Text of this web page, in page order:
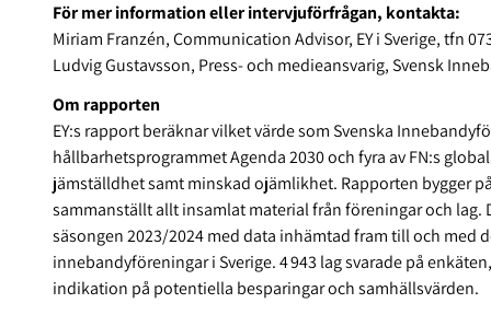
För mer information eller intervjuförfrågan, kontakta:
Miriam Franzén, Communication Advisor, EY i Sverige, tfn
Ludvig Gustavsson, Press- och medieansvarig, Svensk
Om rapporten
EY:s rapport beräknar vilket värde som Svenska
hållbarhetsprogrammet Agenda 2030 och fyra av FN:s
jämställdhet samt minskad ojämlikhet. Rapporten bygger
sammanställt allt insamlat material från föreningar och
säsongen 2023/2024 med data inhämtad fram till och med
innebandyföreningar i Sverige. 4 943 lag svarade på
indikation på potentiella besparingar och samhällsvärden.